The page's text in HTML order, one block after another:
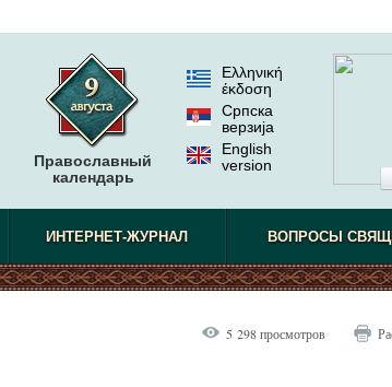
Православный
календарь
Ελληνική
έκδοση
Српска
верзиjа
English
version
ИНТЕРНЕТ-ЖУРНАЛ ВОПРОСЫ
5 298 просмотров